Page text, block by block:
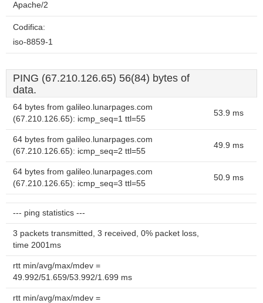
Apache/2
Codifica:
iso-8859-1
PING (67.210.126.65) 56(84) bytes of
data.
64 bytes from galileo.lunarpages.com
(67.210.126.65): icmp_seq=1 ttl=55
53.9 ms
64 bytes from galileo.lunarpages.com
(67.210.126.65): icmp_seq=2 ttl=55
49.9 ms
64 bytes from galileo.lunarpages.com
(67.210.126.65): icmp_seq=3 ttl=55
50.9 ms
--- ping statistics ---
3 packets transmitted, 3 received, 0% packet loss,
time 2001ms
rtt min/avg/max/mdev =
49.992/51.659/53.992/1.699 ms
rtt min/avg/max/mdev =